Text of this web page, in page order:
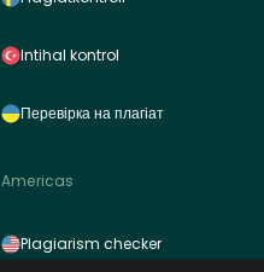
Intihal kontrol
Перевірка на плагіат
Americas
Plagiarism checker